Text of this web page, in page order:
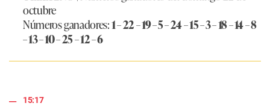
octubre
Números ganadores:1 – 22 – 19 – 5 – 24 – 15 – 3 – 18 – 14 – 8
– 13 – 10 – 25 – 12 – 6
15:17